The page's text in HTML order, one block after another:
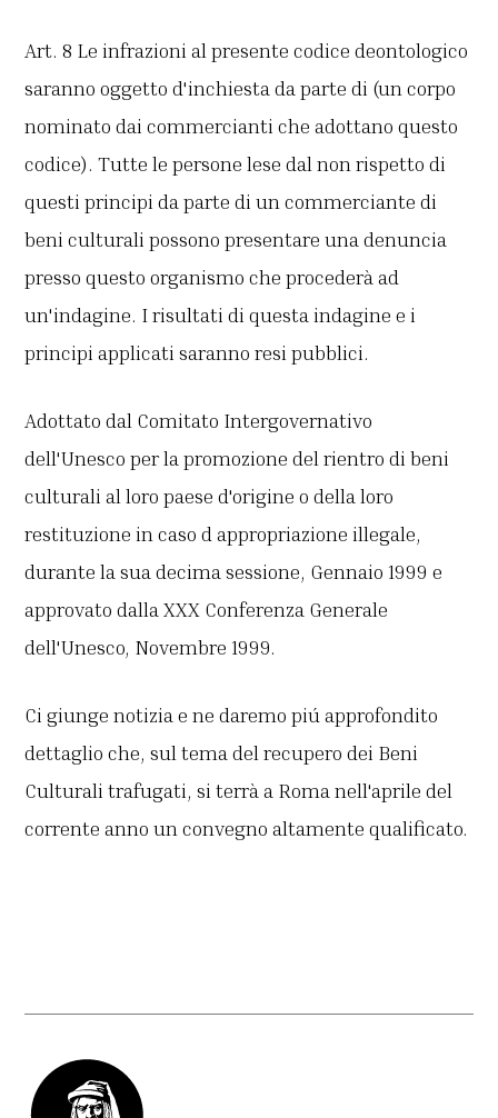
Art. 8 Le infrazioni al presente codice deontologico
saranno oggetto d'inchiesta da parte di (un corpo
nominato dai commercianti che adottano questo
codice). Tutte le persone lese dal non rispetto di
questi principi da parte di un commerciante di
beni culturali possono presentare una denuncia
presso questo organismo che procederà ad
un'indagine. I risultati di questa indagine e i
principi applicati saranno resi pubblici.
Adottato dal Comitato Intergovernativo
dell'Unesco per la promozione del rientro di beni
culturali al loro paese d'origine o della loro
restituzione in caso d appropriazione illegale,
durante la sua decima sessione, Gennaio 1999 e
approvato dalla XXX Conferenza Generale
dell'Unesco, Novembre 1999.
Ci giunge notizia e ne daremo piú approfondito
dettaglio che, sul tema del recupero dei Beni
Culturali trafugati, si terrà a Roma nell'aprile del
corrente anno un convegno altamente qualificato.